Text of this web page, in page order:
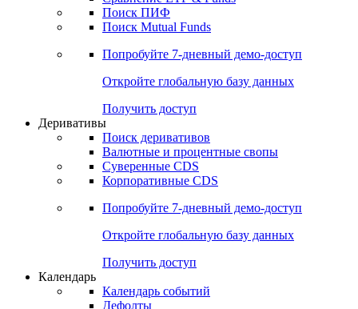
Получить доступ
ETF & Funds
Сравнение ETF & Funds
Поиск Mutual Funds
Попробуйте7-дневный
Откройте глобальную базу данных
Получить доступ
Деривативы
Валютные и процентные свопы
Корпоративные CDS
Попробуйте7-дневный
Откройте глобальную базу данных